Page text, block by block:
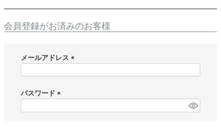
会員登録がお済みのお客様
メールアドレス
)
パスワード